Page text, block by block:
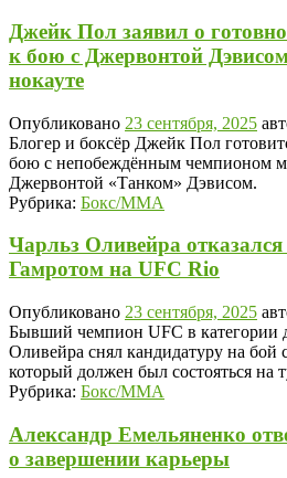
Джейк Пол заявил о
к бою с Джервонтой
нокауте
Опубликовано 23 сентября, 2025
Блогер и боксёр Джейк Пол
бою с непобеждённым чемпионом
Джервонтой «Танком» Дэвисом.
Рубрика: Бокс/MMA
Чарльз Оливейра
Гамротом на UFC Rio
Опубликовано 23 сентября, 2025
Бывший чемпион UFC в категории
Оливейра снял кандидатуру на
который должен был состояться на
Рубрика: Бокс/MMA
Александр Емельяненко
о завершении карьеры